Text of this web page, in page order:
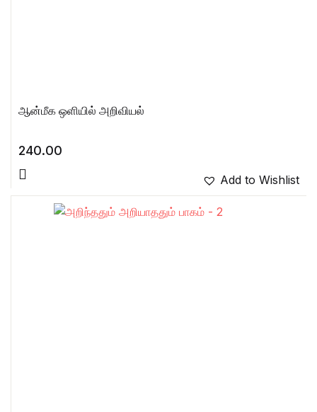
ஆன்மீக ஒளியில் அறிவியல்
240.00
Add to Wishlist